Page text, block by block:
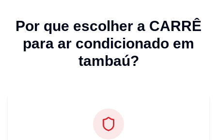
Por que escolher a CARRÊ
para ar condicionado em
tambaú?